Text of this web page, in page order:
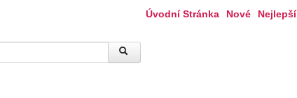
Úvodní Stránka Nové Nejlepší